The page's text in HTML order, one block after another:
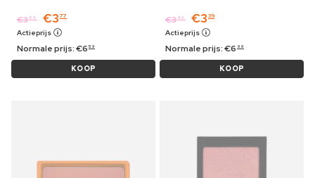
€3 89 €3 77
Actieprijs
Normale prijs:€6 59
KOOP
€3 49 €3 39
Actieprijs
Normale prijs:€6 99
KOOP